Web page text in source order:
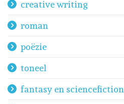
creative writing
roman
poëzie
toneel
fantasy en sciencefiction